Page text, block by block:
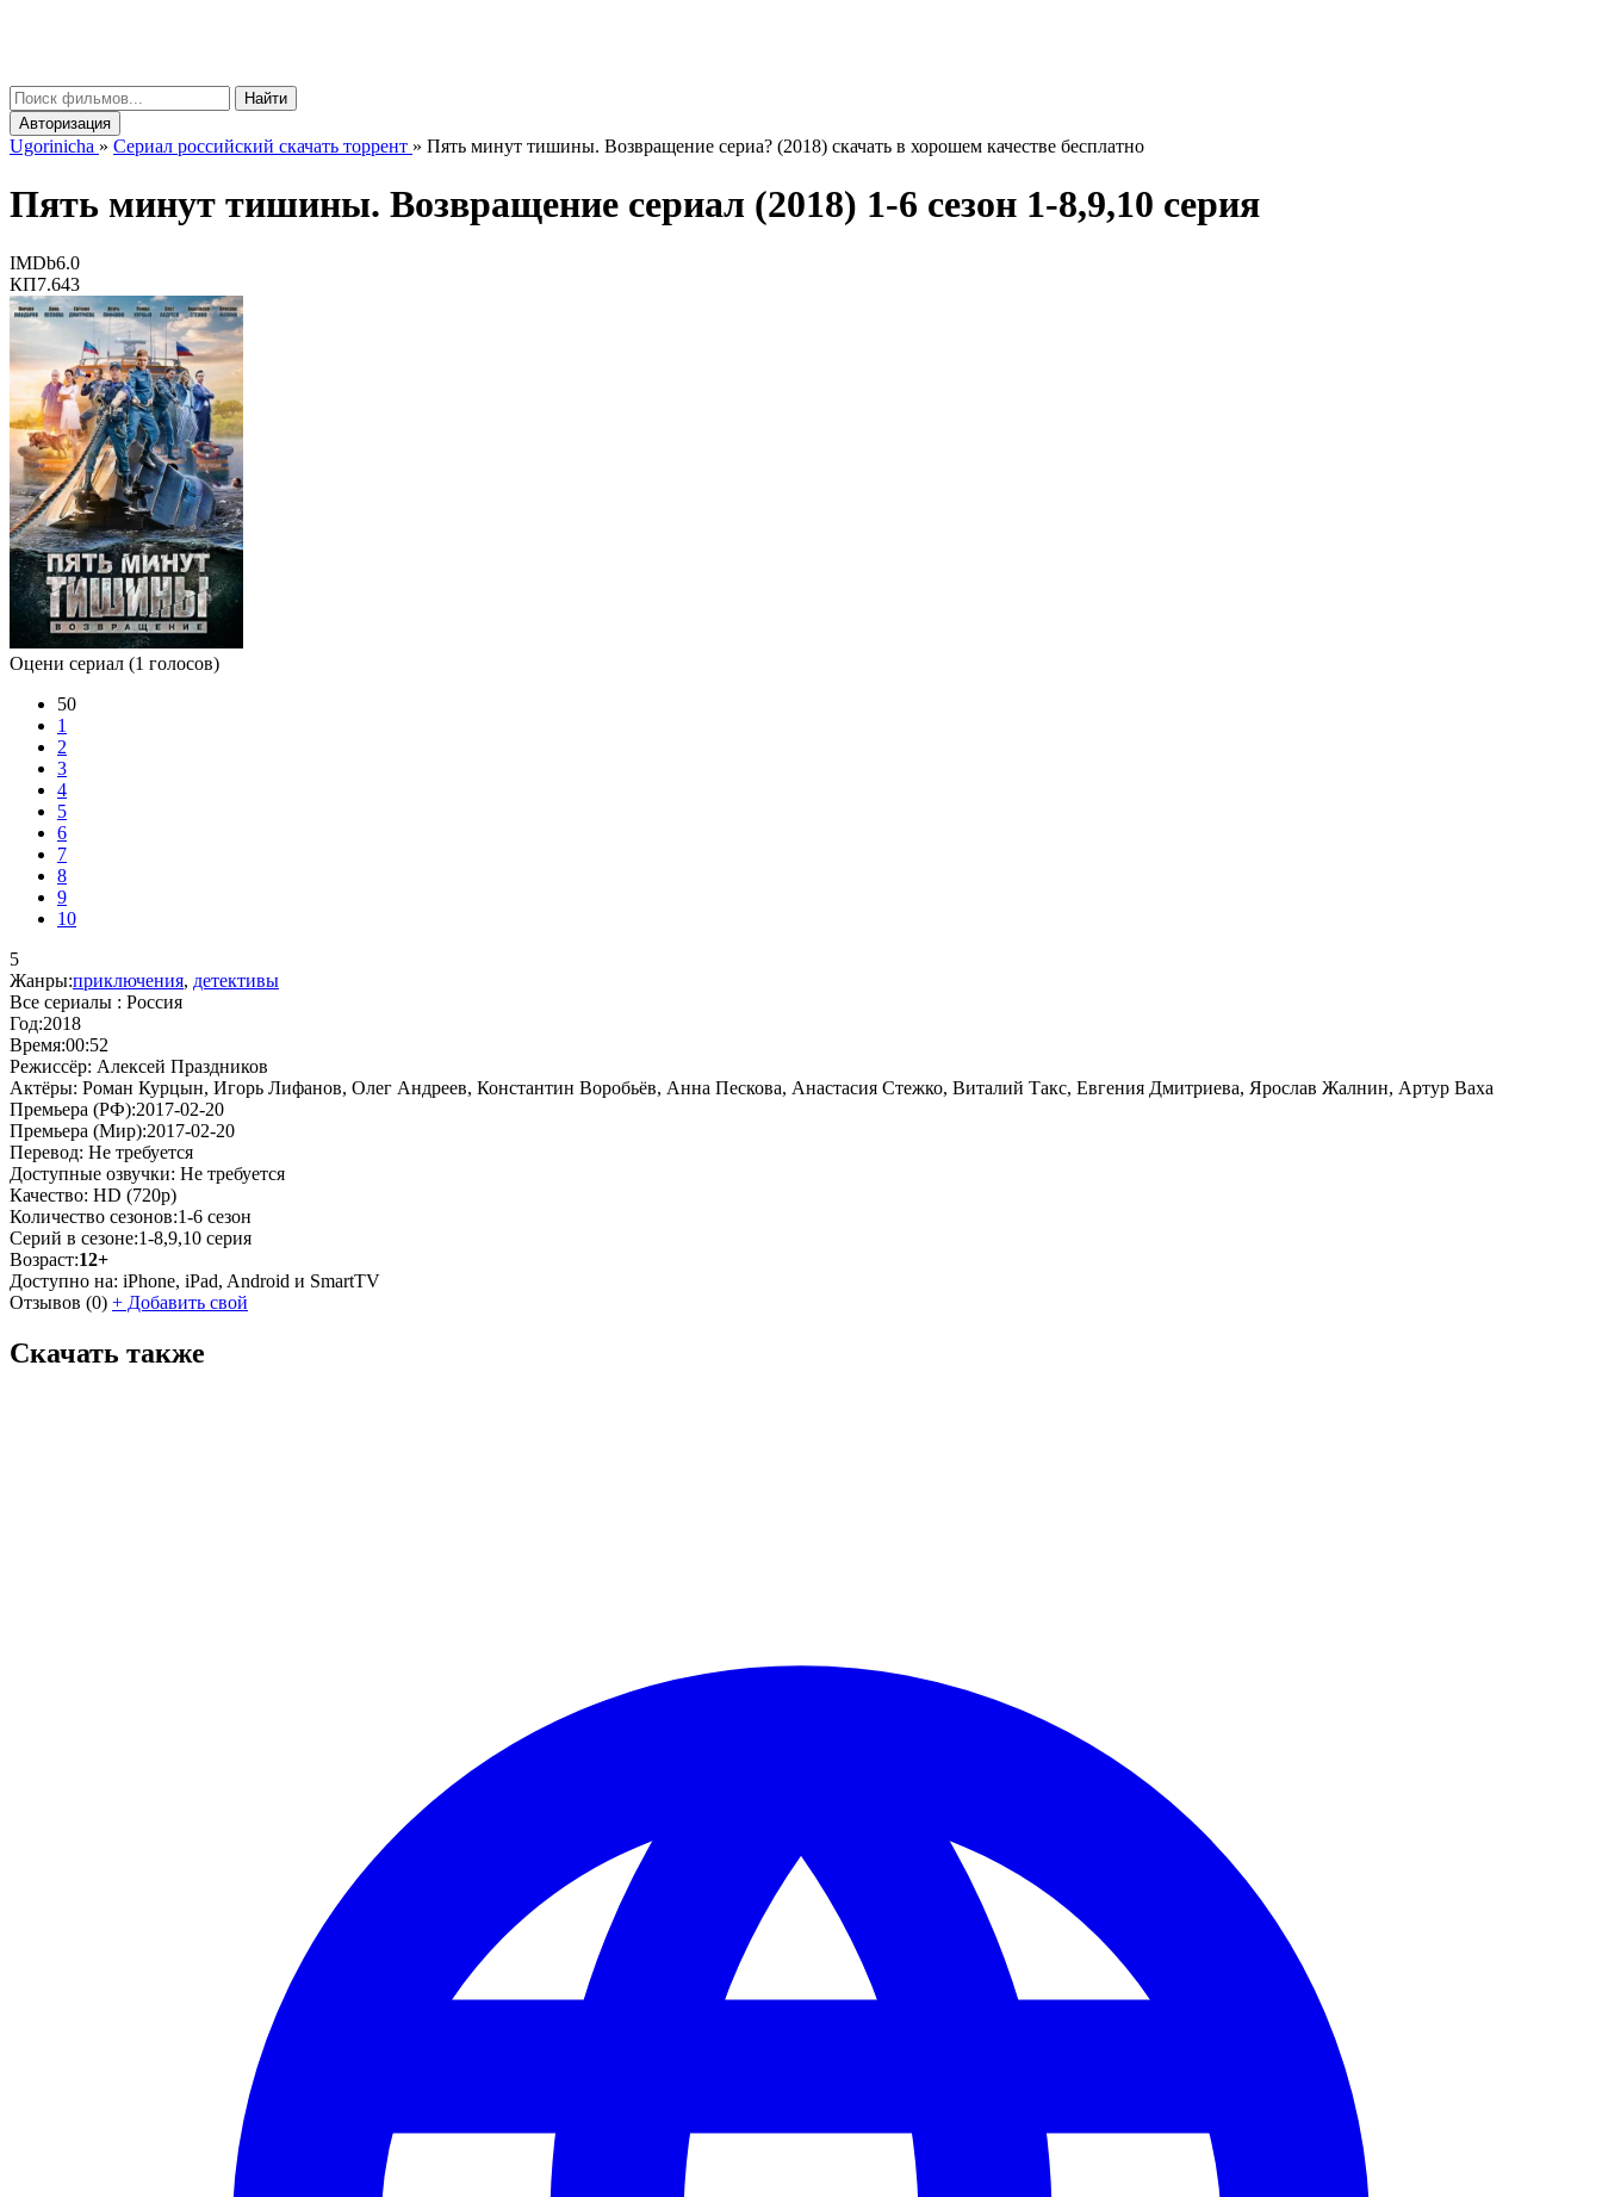
Найти
Авторизация
Ugorinicha » Сериал российский скачать торрент » Пять минут тишины. Возвращение сериа? (2018) скачать в хорошем качестве бесплатно
Пять минут тишины. Возвращение сериал (2018) 1-6 сезон 1-8,9,10 серия
IMDb6.0
КП7.643
Оцени сериал (1 голосов)
50
1
2
3
4
5
6
7
8
9
10
5
Жанры:приключения, детективы
Все сериалы : Россия
Год:2018
Время:00:52
Режиссёр: Алексей Праздников
Актёры: Роман Курцын, Игорь Лифанов, Олег Андреев, Константин Воробьёв, Анна Пескова, Анастасия Стежко, Виталий Такс, Евгения Дмитриева, Ярослав Жалнин, Артур Ваха
Премьера (РФ):2017-02-20
Премьера (Мир):2017-02-20
Перевод: Не требуется
Доступные озвучки: Не требуется
Качество: HD (720p)
Количество сезонов:1-6 сезон
Серий в сезоне:1-8,9,10 серия
Возраст:12+
Доступно на: iPhone, iPad, Android и SmartTV
Отзывов (0) + Добавить свой
Скачать также